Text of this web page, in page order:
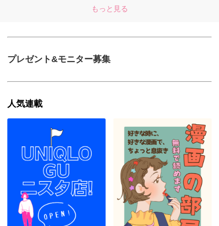
もっと見る
プレゼント&モニター募集
人気連載